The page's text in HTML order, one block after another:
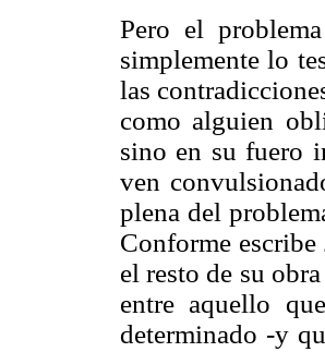
Pero el
simplemente lo
las
como alguien
sino en su fuero
ven
plena del
Conforme escribe
el resto de su
entre aquello
determinado -y